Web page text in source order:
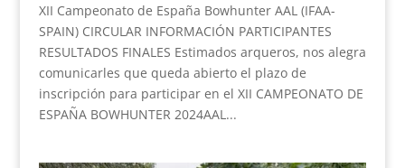
XII Campeonato de España Bowhunter AAL (IFAA-
SPAIN) CIRCULAR INFORMACIÓN PARTICIPANTES
RESULTADOS FINALES Estimados arqueros, nos alegra
comunicarles que queda abierto el plazo de
inscripción para participar en el XII CAMPEONATO DE
ESPAÑA BOWHUNTER 2024AAL...